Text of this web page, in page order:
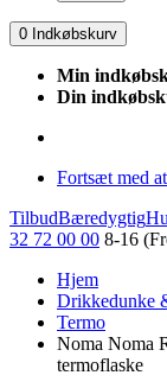
0 Indkøbskurv
Min
Din
Fortsæt med
TilbudBæredygtig
32 72 00 00 8-16
Hjem
Drikkedunke
Termo
Noma Noma
termoflaske